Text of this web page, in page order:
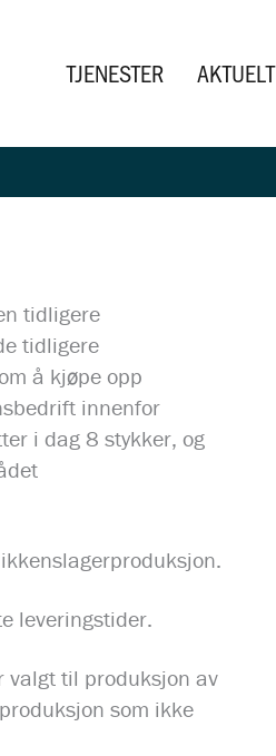
TJENESTER AKTUELT
tidligere
tidligere
å kjøpe opp
innenfor
i dag 8 stykker, og
leveringstider.
valgt til produksjon av
som ikke